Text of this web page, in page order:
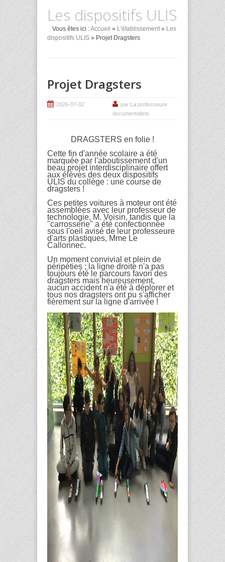
Les dispositifs ULIS
Vous êtes ici :Accueil » L'établissement» Les
dispositifs ULIS » Projet Dragsters
Projet Dragsters
2026-07-02
par La professeure
documentaliste
DRAGSTERS en folie !
Cette fin d'année scolaire a été
marquée par l'aboutissement d'un
beau projet interdisciplinaire offert
aux élèves des deux dispositifs
ULIS du collège : une course de
dragsters !
Ces petites voitures à moteur ont été
assemblées avec leur professeur de
technologie, M. Voisin, tandis que la
"carrosserie" a été confectionnée
sous l'oeil avisé de leur professeure
d'arts plastiques, Mme Le
Callonnec.
Un moment convivial et plein de
péripéties ; la ligne droite n'a pas
toujours été le parcours favori des
dragsters mais heureusement,
aucun accident n'a été à déplorer et
tous nos dragsters ont pu s'afficher
fièrement sur la ligne d'arrivée !